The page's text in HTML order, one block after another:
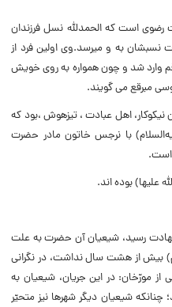
است که الحمدلله نسل فرزندان
نسبشان به و میرسد.وى اولین فرد از
که در سال ۲۵۶ هق به قم وارد شد و چون همواره به روى خویش
مبرقع مى گویند.
نیکوکار، اهل عبادت ، تیزهوش ،بود که
با نرجس خاتون مادر حضرت
است.
علیها) بوده اند.
به شهادت رسید، شیعیان آن حضرت به علت
بیش از هشت سال نداشت، در نگرانى
از مورّخان: در این جریان، شیعیان به
چنانکه شیعیان دیگر شهرها نیز متحیّر